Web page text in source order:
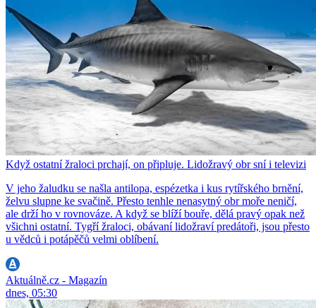
Když ostatní žraloci prchají, on připluje. Lidožravý obr sní i televizi
V jeho žaludku se našla antilopa, espézetka i kus rytířského brnění,
želvu slupne ke svačině. Přesto tenhle nenasytný obr moře neničí,
ale drží ho v rovnováze. A když se blíží bouře, dělá pravý opak než
všichni ostatní. Tygří žraloci, obávaní lidožraví predátoři, jsou přesto
u vědců i potápěčů velmi oblíbení.
Aktuálně.cz - Magazín
dnes, 05:30